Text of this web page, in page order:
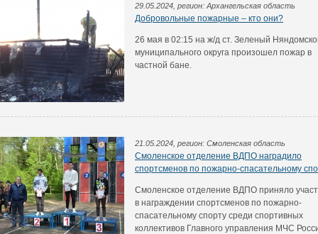
29.05.2024, регион: Архангельская область
Добровольные пожарные – кто они?
26 мая в 02:15 на ж/д ст. Зеленый
муниципального округа произошел пожар в
частной бане.
21.05.2024, регион: Смоленская область
Смоленское отделение ВДПО наградило
спортсменов по пожарно-спасательному
Смоленское отделение ВДПО приняло
в награждении спортсменов по пожарно-
спасательному спорту среди спортивных
коллективов Главного управления МЧС